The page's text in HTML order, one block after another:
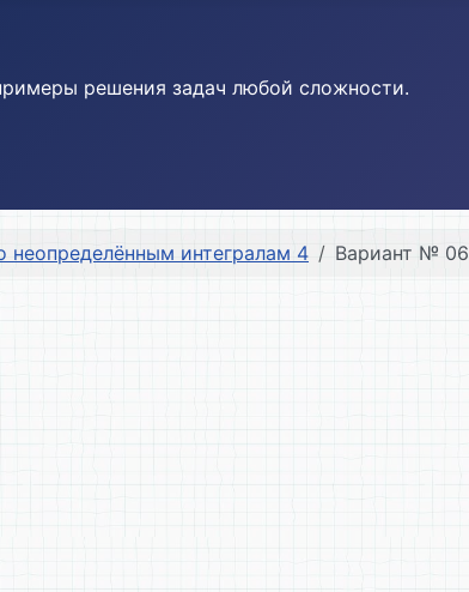
решения задач любой сложности.
неопределённым интегралам 4 Вариант № 06